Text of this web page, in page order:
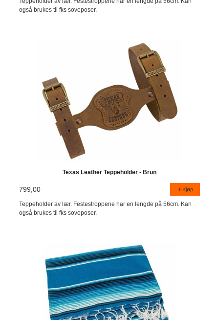
også brukes til fks soveposer.
Texas Leather Teppeholder - Brun
799,00 Kjøp
Teppeholder av lær. Festestroppene har en lengde på 56cm. Kan
også brukes til fks soveposer.